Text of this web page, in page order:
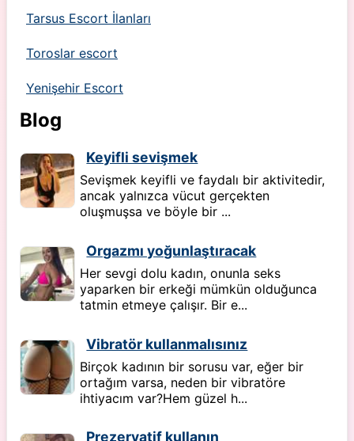
Tarsus Escort İlanları
Toroslar escort
Yenişehir Escort
Blog
Keyifli sevişmek
Sevişmek keyifli ve faydalı bir aktivitedir,
ancak yalnızca vücut gerçekten
oluşmuşsa ve böyle bir ...
Orgazmı yoğunlaştıracak
Her sevgi dolu kadın, onunla seks
yaparken bir erkeği mümkün olduğunca
tatmin etmeye çalışır. Bir e...
Vibratör kullanmalısınız
Birçok kadının bir sorusu var, eğer bir
ortağım varsa, neden bir vibratöre
ihtiyacım var?Hem güzel h...
Prezervatif kullanın